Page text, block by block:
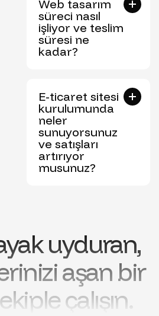
Web tasarım
süreci nasıl
işliyor ve teslim
süresi ne
kadar?
E-ticaret sitesi
kurulumunda
neler
sunuyorsunuz
ve satışları
artırıyor
musunuz?
ayak uyduran,
aşan bir
çalışın.